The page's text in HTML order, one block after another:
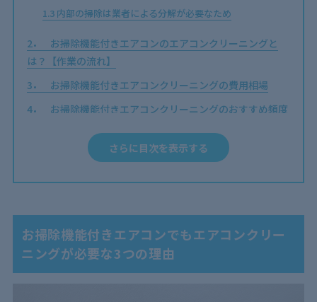
1.3内部の掃除は業者による分解が必要なため
2
お掃除機能付きエアコンのエアコンクリーニングと
は？【作業の流れ】
3
お掃除機能付きエアコンクリーニングの費用相場
4
お掃除機能付きエアコンクリーニングのおすすめ頻度
お掃除機能付きエアコンクリーニングは不要？掃除し
ないと起こる4つの問題
5.3カビによる健康被害が出ることがある
5.4故障の原因になる
さらに目次を表示する
お掃除機能付きエアコンでもエアコンクリー
ニングが必要な3つの理由